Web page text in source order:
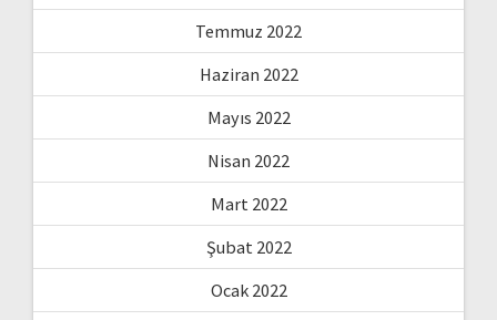
Temmuz 2022
Haziran 2022
Mayıs 2022
Nisan 2022
Mart 2022
Şubat 2022
Ocak 2022